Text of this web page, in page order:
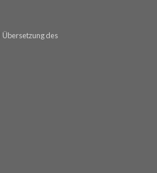
Übersetzung des